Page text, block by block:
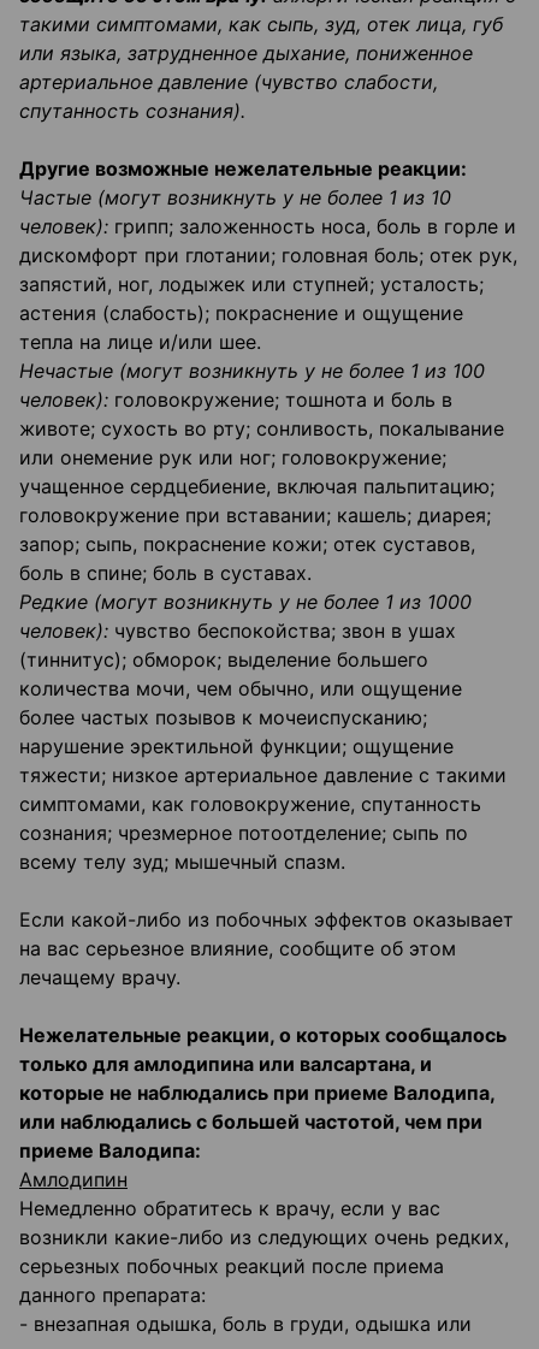
такими симптомами, как сыпь, зуд, отек лица, губ
или языка, затрудненное дыхание, пониженное
артериальное давление (чувство слабости,
спутанность сознания).
Другие возможные нежелательные реакции:
Частые (могут возникнуть у не более 1 из 10
человек): грипп; заложенность носа, боль в горле и
дискомфорт при глотании; головная боль; отек рук,
запястий, ног, лодыжек или ступней; усталость;
астения (слабость); покраснение и ощущение
тепла на лице и/или шее.
Нечастые (могут возникнуть у не более 1 из 100
человек): головокружение; тошнота и боль в
животе; сухость во рту; сонливость, покалывание
или онемение рук или ног; головокружение;
учащенное сердцебиение, включая пальпитацию;
головокружение при вставании; кашель; диарея;
запор; сыпь, покраснение кожи; отек суставов,
боль в спине; боль в суставах.
Редкие (могут возникнуть у не более 1 из 1000
человек): чувство беспокойства; звон в ушах
(тиннитус); обморок; выделение большего
количества мочи, чем обычно, или ощущение
более частых позывов к мочеиспусканию;
нарушение эректильной функции; ощущение
тяжести; низкое артериальное давление с такими
симптомами, как головокружение, спутанность
сознания; чрезмерное потоотделение; сыпь по
всему телу зуд; мышечный спазм.
Если какой-либо из побочных эффектов оказывает
на вас серьезное влияние, сообщите об этом
лечащему врачу.
Нежелательные реакции, о которых сообщалось
только для амлодипина или валсартана, и
которые не наблюдались при приеме Валодипа,
или наблюдались с большей частотой, чем при
приеме Валодипа:
Амлодипин
Немедленно обратитесь к врачу, если у вас
возникли какие-либо из следующих очень редких,
серьезных побочных реакций после приема
данного препарата:
- внезапная одышка, боль в груди, одышка или